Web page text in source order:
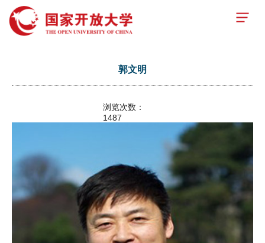
郭文明
浏览次数：
1487